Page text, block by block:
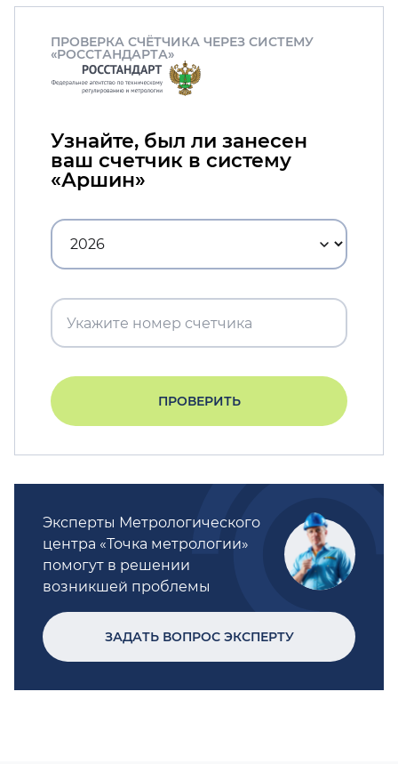
ПРОВЕРКА СЧЁТЧИКА ЧЕРЕЗ СИСТЕМУ
«РОССТАНДАРТА»
Узнайте, был ли занесен
ваш счетчик в систему
«Аршин»
ПРОВЕРИТЬ
Эксперты Метрологического
центра «Точка метрологии»
помогут в решении
возникшей проблемы
ЗАДАТЬ ВОПРОС ЭКСПЕРТУ